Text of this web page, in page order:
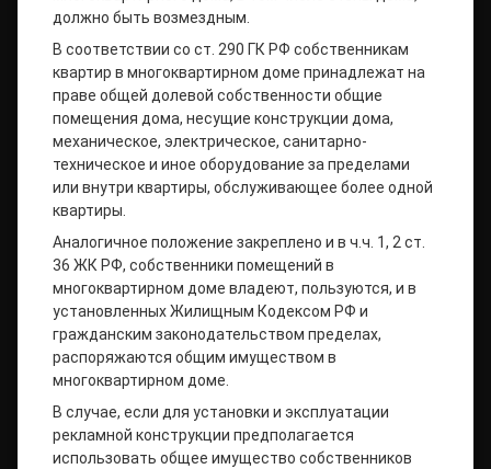
должно быть возмездным.
В соответствии со ст. 290 ГК РФ собственникам
квартир в многоквартирном доме принадлежат на
праве общей долевой собственности общие
помещения дома, несущие конструкции дома,
механическое, электрическое, санитарно-
техническое и иное оборудование за пределами
или внутри квартиры, обслуживающее более одной
квартиры.
Аналогичное положение закреплено и в ч.ч. 1, 2 ст.
36 ЖК РФ, собственники помещений в
многоквартирном доме владеют, пользуются, и в
установленных Жилищным Кодексом РФ и
гражданским законодательством пределах,
распоряжаются общим имуществом в
многоквартирном доме.
В случае, если для установки и эксплуатации
рекламной конструкции предполагается
использовать общее имущество собственников